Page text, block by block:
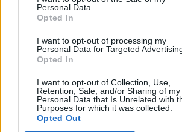
Personal Data.
Opted In
I want to opt-out of processing my
Personal Data for Targeted
Opted In
I want to opt-out of Collection, Use,
Retention, Sale, and/or Sharing of my
Personal Data that Is Unrelated with
Purposes for which it was collected.
Opted Out
Η Volvo χρησιμοποιεί
δημιουργήσει το πρώτο
Κίνα
ΚΟΣΜΟΣ
23/04/2024 - 09:41